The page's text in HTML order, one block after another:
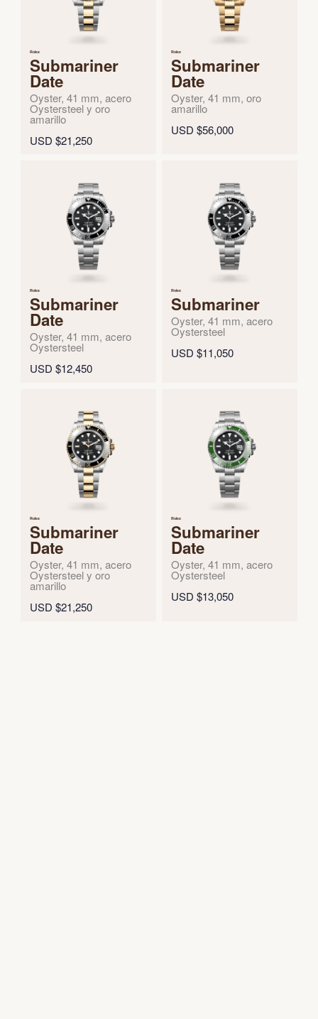
Rolex
Submariner
Date
Oyster, 41 mm, acero
Oystersteel y oro
amarillo
USD $21,250
Rolex
Submariner
Date
Oyster, 41 mm, oro
amarillo
USD $56,000
Rolex
Submariner
Date
Oyster, 41 mm, acero
Oystersteel
USD $12,450
Rolex
Submariner
Oyster, 41 mm, acero
Oystersteel
USD $11,050
Rolex
Submariner
Date
Oyster, 41 mm, acero
Oystersteel y oro
amarillo
USD $21,250
Rolex
Submariner
Date
Oyster, 41 mm, acero
Oystersteel
USD $13,050